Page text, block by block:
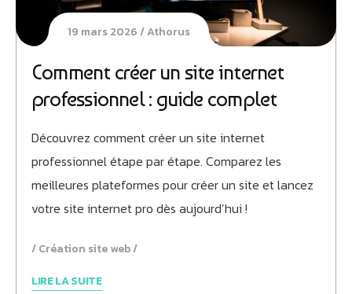
19 mars 2026 Athorus
Comment créer un site internet
professionnel : guide complet
Découvrez comment créer un site internet
professionnel étape par étape. Comparez les
meilleures plateformes pour créer un site et lancez
votre site internet pro dès aujourd’hui !
Création site web
LIRE LA SUITE